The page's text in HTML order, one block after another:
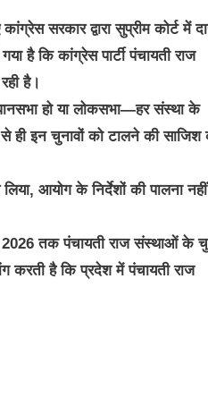
सरकार द्वारा सुप्रीम कोर्ट में
है कि कांग्रेस पार्टी पंचायती राज
है।
हो या लोकसभा—हर संस्था के
ही इन चुनावों को टालने की साजिश
आयोग के निर्देशों की पालना
2026 तक पंचायती राज संस्थाओं के
करती है कि प्रदेश में पंचायती राज